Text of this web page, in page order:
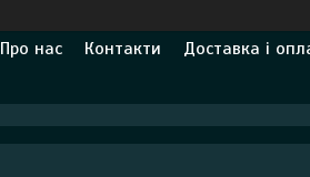
Про нас Контакти Доставка і